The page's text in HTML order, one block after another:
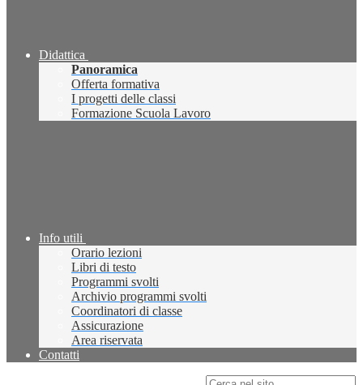
Didattica
Panoramica
Offerta formativa
I progetti delle classi
Formazione Scuola Lavoro
Info utili
Orario lezioni
Libri di testo
Programmi svolti
Archivio programmi svolti
Coordinatori di classe
Assicurazione
Area riservata
Contatti